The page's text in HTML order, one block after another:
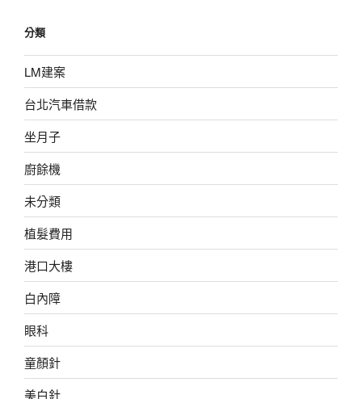
分類
LM建案
台北汽車借款
坐月子
廚餘機
未分類
植髮費用
港口大樓
白內障
眼科
童顏針
美白針